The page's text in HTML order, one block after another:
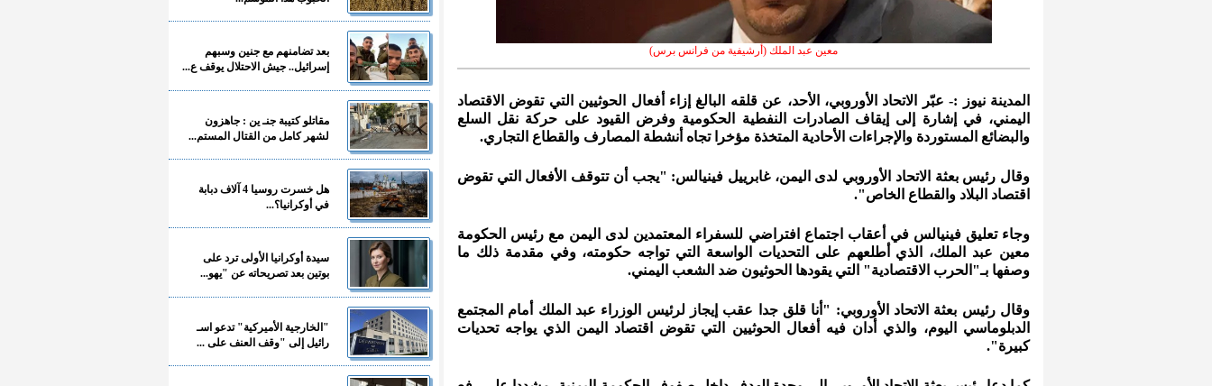
معين عبد الملك (أرشيفية من فرانس برس)
المدينة نيوز :- عبّر الاتحاد الأوروبي، الأحد، عن قلقه البالغ إزاء أفعال الحوثيين التي تقوض الاقتصاد
اليمني، في إشارة إلى إيقاف الصادرات النفطية الحكومية وفرض القيود على حركة نقل السلع
والبضائع المستوردة والإجراءات الأحادية المتخذة مؤخرا تجاه أنشطة المصارف والقطاع التجاري.
وقال رئيس بعثة الاتحاد الأوروبي لدى اليمن، غابرييل فينيالس: "يجب أن تتوقف الأفعال التي تقوض
اقتصاد البلاد والقطاع الخاص".
وجاء تعليق فينيالس في أعقاب اجتماع افتراضي للسفراء المعتمدين لدى اليمن مع رئيس الحكومة
معين عبد الملك، الذي أطلعهم على التحديات الواسعة التي تواجه حكومته، وفي مقدمة ذلك ما
وصفها بـ"الحرب الاقتصادية" التي يقودها الحوثيون ضد الشعب اليمني.
وقال رئيس بعثة الاتحاد الأوروبي: "أنا قلق جدا عقب إيجاز لرئيس الوزراء عبد الملك أمام المجتمع
الدبلوماسي اليوم، والذي أدان فيه أفعال الحوثيين التي تقوض اقتصاد ‎اليمن الذي يواجه تحديات
كبيرة".
بعد تضامنهم مع جنين وسبهم
إسرائيل.. جيش الاحتلال يوقف ع...
مقاتلو كتيبة جنـ ين : جاهزون
لشهر كامل من القتال المستم...
هل خسرت روسيا 4 آلاف دبابة
في أوكرانيا؟...
سيدة أوكرانيا الأولى ترد على
بوتين بعد تصريحاته عن "يهو...
"الخارجية الأميركية" تدعو اسـ
رائيل إلى "وقف العنف على ...